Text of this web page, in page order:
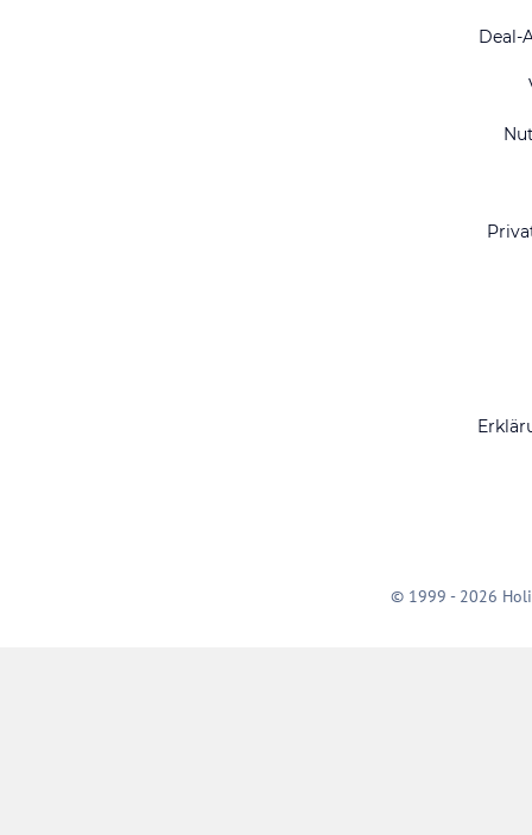
Deal-
© 1999 - 2026